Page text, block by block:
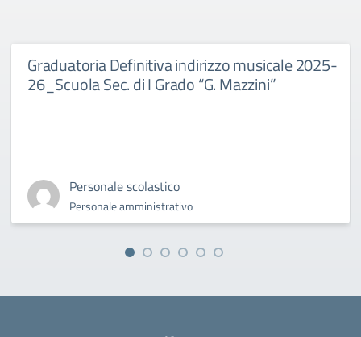
Graduatoria Definitiva indirizzo musicale 2025-
26_Scuola Sec. di I Grado “G. Mazzini”
Personale scolastico
Personale amministrativo